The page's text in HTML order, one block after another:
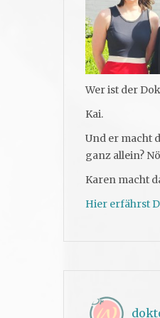
Wer ist der
Kai.
Und er macht
ganz allein?
Karen macht
Hier erfährst